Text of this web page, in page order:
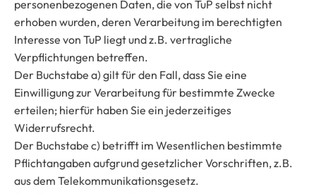
personenbezogenen Daten, die von TuP selbst nicht
erhoben wurden, deren Verarbeitung im berechtigten
Interesse von TuP liegt und z.B. vertragliche
Verpflichtungen betreffen.
Der Buchstabe a) gilt für den Fall, dass Sie eine
Einwilligung zur Verarbeitung für bestimmte Zwecke
erteilen; hierfür haben Sie ein jederzeitiges
Widerrufsrecht.
Der Buchstabe c) betrifft im Wesentlichen bestimmte
Pflichtangaben aufgrund gesetzlicher Vorschriften, z.B.
aus dem Telekommunikationsgesetz.